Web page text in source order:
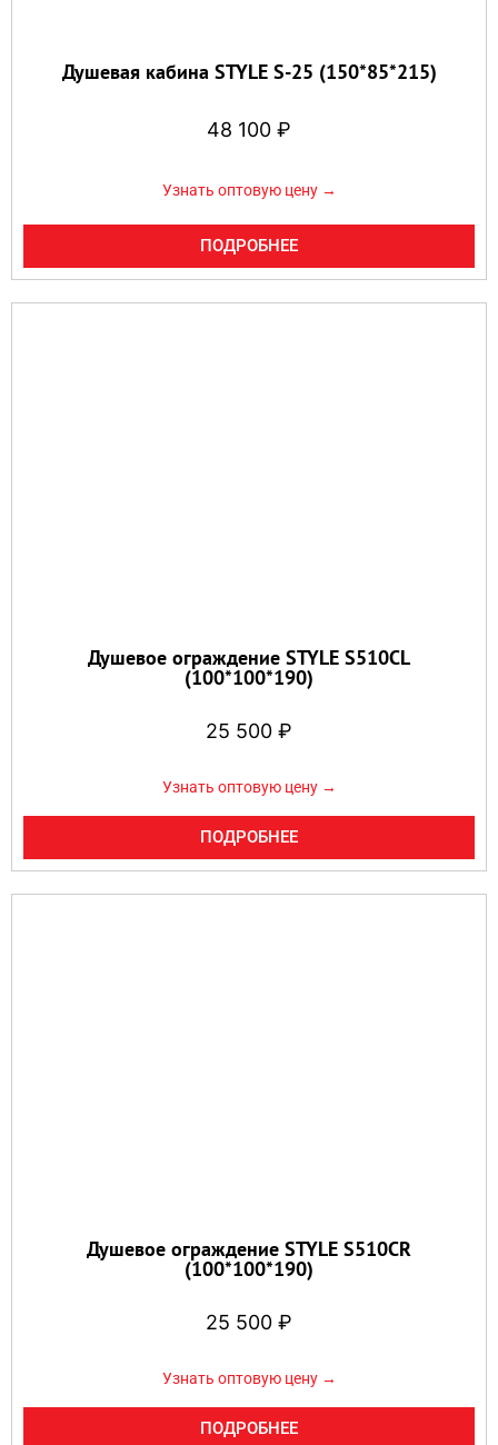
Душевая кабина STYLE S-25 (150*85*215)
48 100 ₽
Узнать оптовую цену →
ПОДРОБНЕЕ
Душевое ограждение STYLE S510CL
(100*100*190)
25 500 ₽
Узнать оптовую цену →
ПОДРОБНЕЕ
Душевое ограждение STYLE S510CR
(100*100*190)
25 500 ₽
Узнать оптовую цену →
ПОДРОБНЕЕ